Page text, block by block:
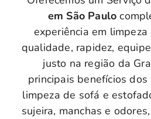
em São Paulo
experiência em
qualidade, rapidez,
justo na região da
principais benefícios
limpeza de sofá e
sujeira, manchas e